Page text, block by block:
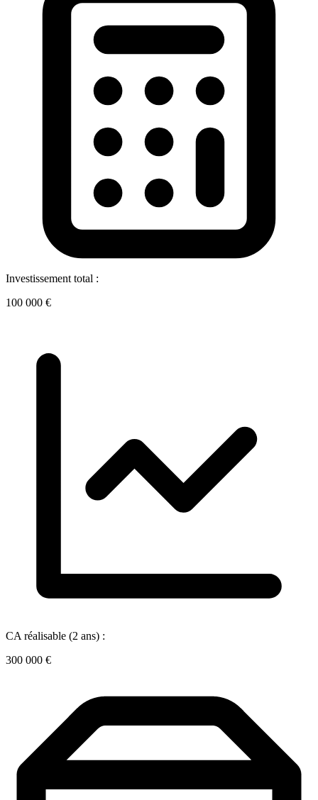
Investissement total :
100 000 €
CA réalisable (2 ans) :
300 000 €